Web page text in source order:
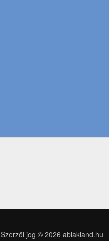
Szerzői jog © 2026 ablakland.hu